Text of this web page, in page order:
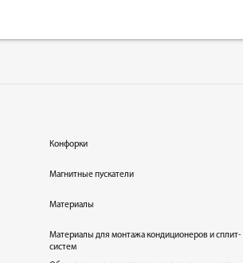
Конфорки
Магнитные пускатели
Материалы
Материалы для монтажа кондиционеров и сплит-
систем